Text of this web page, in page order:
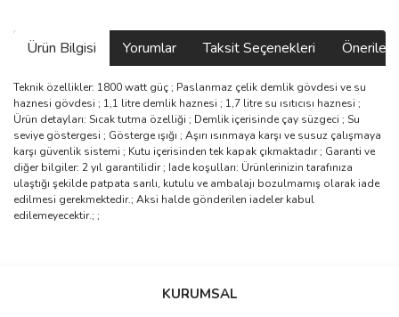
Ürün Bilgisi Yorumlar Taksit Seçenekleri
Teknik özellikler: 1800 watt güç ; Paslanmaz çelik demlik gövdesi ve su
haznesi gövdesi ; 1,1 litre demlik haznesi ; 1,7 litre su ısıtıcısı haznesi ;
Ürün detayları: Sıcak tutma özelliği ; Demlik içerisinde çay süzgeci ; Su
seviye göstergesi ; Gösterge ışığı ; Aşırı ısınmaya karşı ve susuz çalışmaya
karşı güvenlik sistemi ; Kutu içerisinden tek kapak çıkmaktadır ; Garanti ve
diğer bilgiler: 2 yıl garantilidir ; Iade koşulları: Ürünlerinizin tarafınıza
ulaştığı şekilde patpata sarılı, kutulu ve ambalajı bozulmamış olarak iade
edilmesi gerekmektedir.; Aksi halde gönderilen iadeler kabul
edilemeyecektir.; ;
Bu ürüne ilk yorumu siz yapın!
KURUMSAL